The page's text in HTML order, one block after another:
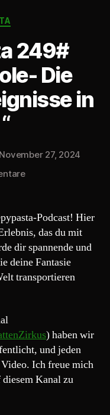
249#
Die
in
November 27, 2024
zu
„Postbote
Die
Seltsamen
Ereignisse
in
Podcast! Hier
das du mit
dir spannende und
deine Fantasie
transportieren
) haben wir
und jeden
Ich freue mich
Kanal zu